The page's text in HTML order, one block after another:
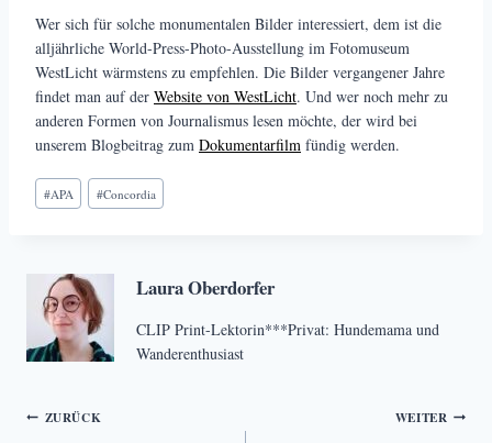
Wer sich für solche monumentalen Bilder interessiert, dem ist die
alljährliche World-Press-Photo-Ausstellung im Fotomuseum
WestLicht wärmstens zu empfehlen. Die Bilder vergangener Jahre
findet man auf der Website von WestLicht. Und wer noch mehr zu
anderen Formen von Journalismus lesen möchte, der wird bei
unserem Blogbeitrag zum Dokumentarfilm fündig werden.
Schlagworte:
#APA #Concordia
Laura Oberdorfer
CLIP Print-Lektorin***Privat: Hundemama und
Wanderenthusiast
Beitragsnavigation
ZURÜCK WEITER